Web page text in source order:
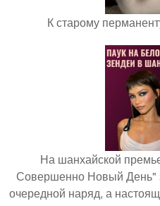
К старому
На шанхайской
Совершенно Новый День"
очередной наряд, а